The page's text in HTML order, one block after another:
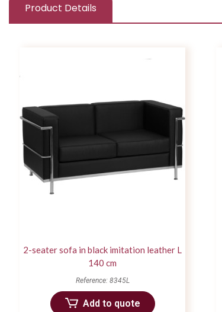
Product Details
2-seater sofa in black imitation leather L
140 cm
Reference: 8345L
Add to quote